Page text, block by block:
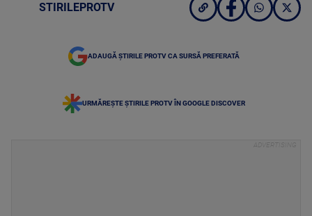
STIRILEPROTV
ADAUGĂ ȘTIRILE PROTV CA SURSĂ PREFERATĂ
URMĂREȘTE ȘTIRILE PROTV ÎN GOOGLE DISCOVER